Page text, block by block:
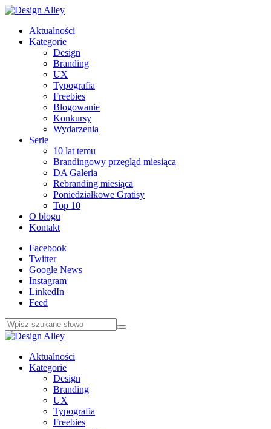
Aktualności
Kategorie
Design
Branding
UX
Typografia
Freebies
Blogowanie
Konkursy
Wydarzenia
Serie
10 lat temu
Brandingowy przegląd miesiąca
DA Galeria
Rebranding miesiąca
Poniedziałkowe Gratisy
Top 10
O blogu
Kontakt
Facebook
Twitter
Google News
Instagram
LinkedIn
Feed
Aktualności
Kategorie
Design
Branding
UX
Typografia
Freebies